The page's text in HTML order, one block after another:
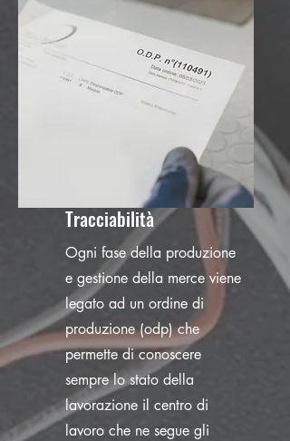
Tracciabilità
Ogni fase della produzione
e gestione della merce viene
legato ad un ordine di
produzione (odp) che
permette di conoscere
sempre lo stato della
lavorazione il centro di
lavoro che ne segue gli